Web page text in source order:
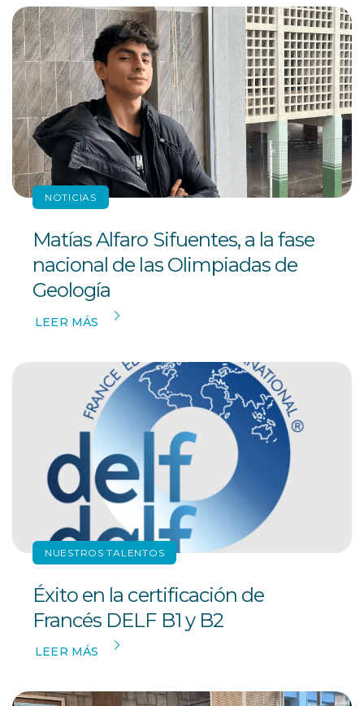
NOTICIAS
Matías Alfaro Sifuentes, a la fase
nacional de las Olimpiadas de
Geología
LEER MÁS
NUESTROS TALENTOS
Éxito en la certificación de
Francés DELF B1 y B2
LEER MÁS